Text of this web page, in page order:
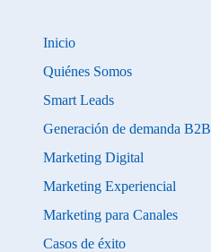
Inicio
Quiénes Somos
Smart Leads
Generación de demanda B2B
Marketing Digital
Marketing Experiencial
Marketing para Canales
Casos de éxito